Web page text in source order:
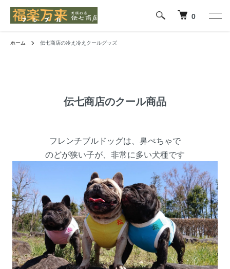
0
ホーム 伝七商店の冷え冷えクールグッズ
伝七商店のクール商品
フレンチブルドッグは、鼻ぺちゃで
のどが狭い子が、非常に多い犬種です